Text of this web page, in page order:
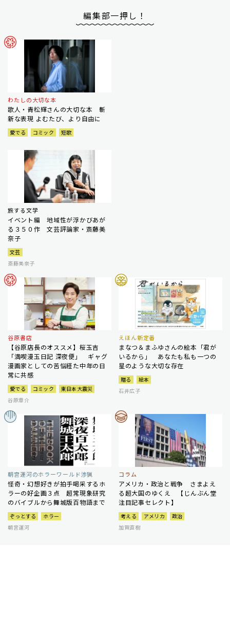
編集部一押し！
わたしの大切な本
歌人・青松輝さんの大切な本 斬
新な表現 よむたび、より自由に
愛でる コミック 短歌
旅する文学
イベント編 地域性が浮かびあが
る３５０作 文芸評論家・斎藤美
奈子
文芸
斎藤美奈子
谷原書店
【谷原店長のオススメ】桜玉吉
「満喫漫玉日記 深夜便」 ギャグ
漫画家としての苦悩経た中年の日
常に共感
愛でる コミック
東日本大震災
谷原章介
えほん新定番
まなつ＆まふゆさんの絵本「君が
いるから」 あなたも私も一つの
星のような大切な存在
贈る
絵本
石井広子
朝宮運河のホラーワールド渉猟
怪奇・幻想好きが拍手喝采するホ
ラーの好企画３点 超常現象研究
のバイブルから舞城版百物語まで
ぞっとする
ホラー
朝宮運河
コラム
アメリカ・政治と戦争 さまよえ
る超大国のゆくえ 【じんぶん堂
注目記事セレクト】
考える アメリカ
政治
加賀直樹